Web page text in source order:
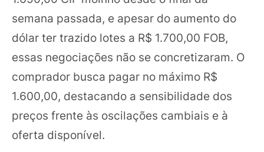
semana passada, e apesar do aumento do
dólar ter trazido lotes a R$ 1.700,00 FOB,
essas negociações não se concretizaram. O
comprador busca pagar no máximo R$
1.600,00, destacando a sensibilidade dos
preços frente às oscilações cambiais e à
oferta disponível.